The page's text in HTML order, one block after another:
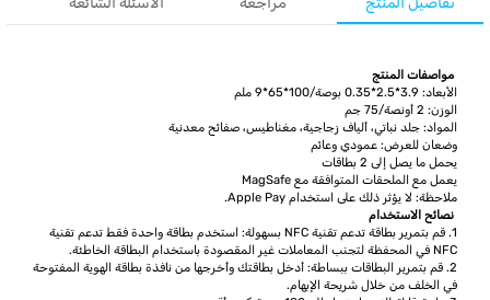
مواصفات المنتج
الأبعاد: 3.9*2.5*0.35 بوصة/100*65*9 ملم
الوزن: 2 أونصة/75 جم
المواد: جلد نباتي، ألياف زجاجية، مغناطيس، صفائح معدنية
وضعان للعرض: عمودي وعائم
يحمل ما يصل إلى 2 بطاقات
يعمل مع الملحقات المتوافقة مع MagSafe
ملاحظة: لا يؤثر ذلك على استخدام Apple Pay.
نصائح الاستخدام
1. قم بتمرير بطاقة تدعم تقنية NFC بسهولة: استخدم بطاقة واحدة فقط تدعم تقنية
NFC في المحفظة لتجنب المعاملات غير المقصودة باستخدام البطاقة الخاطئة.
2. قم بتمرير البطاقات ببساطة: أدخل بطاقتك وأخرجها من نافذة بطاقة الهوية المفتوحة
في الخلف من خلال شريحة الإبهام.